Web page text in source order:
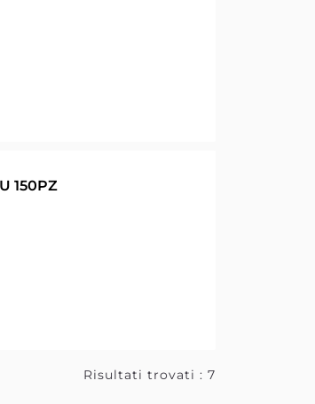
150PZ
Risultati trovati : 7